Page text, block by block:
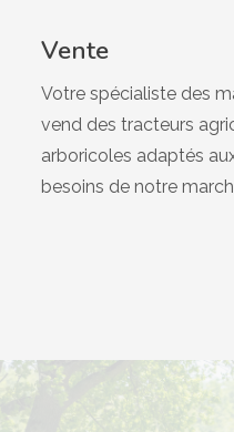
Vente
Votre spécialiste des
vend des tracteurs
arboricoles adaptés
besoins de notre